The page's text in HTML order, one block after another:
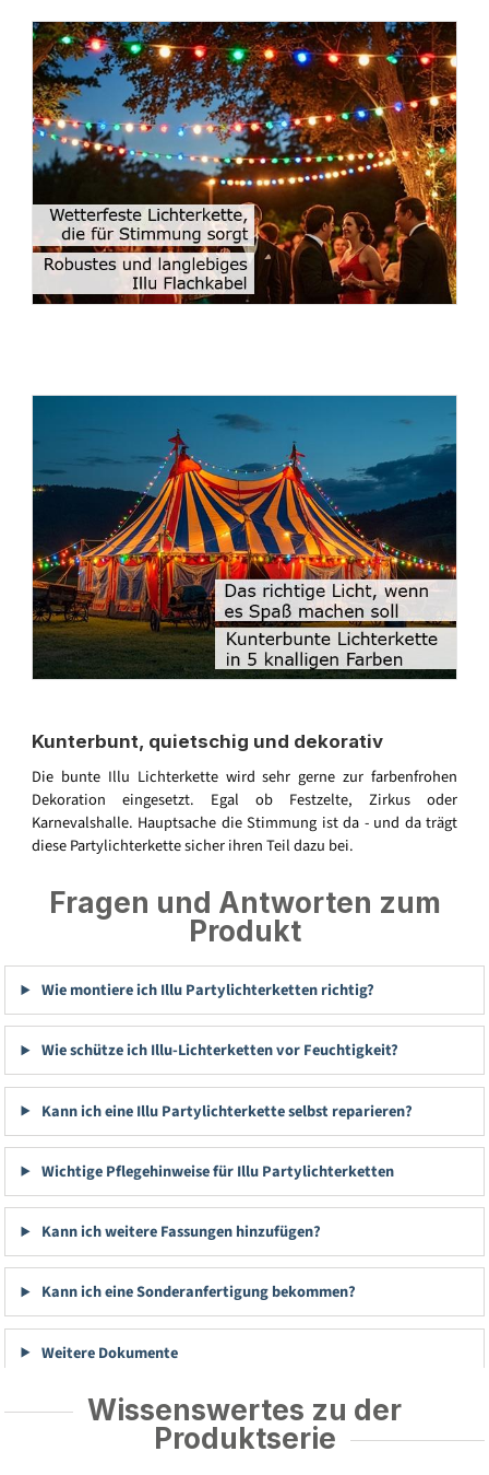
Kunterbunt, quietschig und dekorativ
Die bunte Illu Lichterkette wird sehr gerne zur farbenfrohen
Dekoration eingesetzt. Egal ob Festzelte, Zirkus oder
Karnevalshalle. Hauptsache die Stimmung ist da - und da trägt
diese Partylichterkette sicher ihren Teil dazu bei.
Fragen und Antworten zum
Produkt
Wie montiere ich Illu Partylichterketten richtig?
Wie schütze ich Illu-Lichterketten vor Feuchtigkeit?
Kann ich eine Illu Partylichterkette selbst reparieren?
Wichtige Pflegehinweise für Illu Partylichterketten
Kann ich weitere Fassungen hinzufügen?
Kann ich eine Sonderanfertigung bekommen?
Weitere Dokumente
Wissenswertes zu der
Produktserie